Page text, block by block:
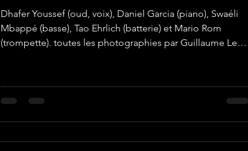
Dhafer Youssef (oud, voix), Daniel Garcia (piano), Swaéli
Mbappé (basse), Tao Ehrlich (batterie) et Mario Rom
(trompette). toutes les photographies par Guillaume Le